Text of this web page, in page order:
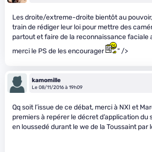
Les droite/extreme-droite bientôt au
train de rédiger leur loi pour mettre des
partout et faire de la reconnaissance faciale
merci le PS de les encourager
" />
kamomille
Le 08/11/2016 à 19h09
Qq soit l’issue de ce débat, merci à NXI et
premiers à repérer le décret d’application du
en loussedé durant le we de la Toussaint par